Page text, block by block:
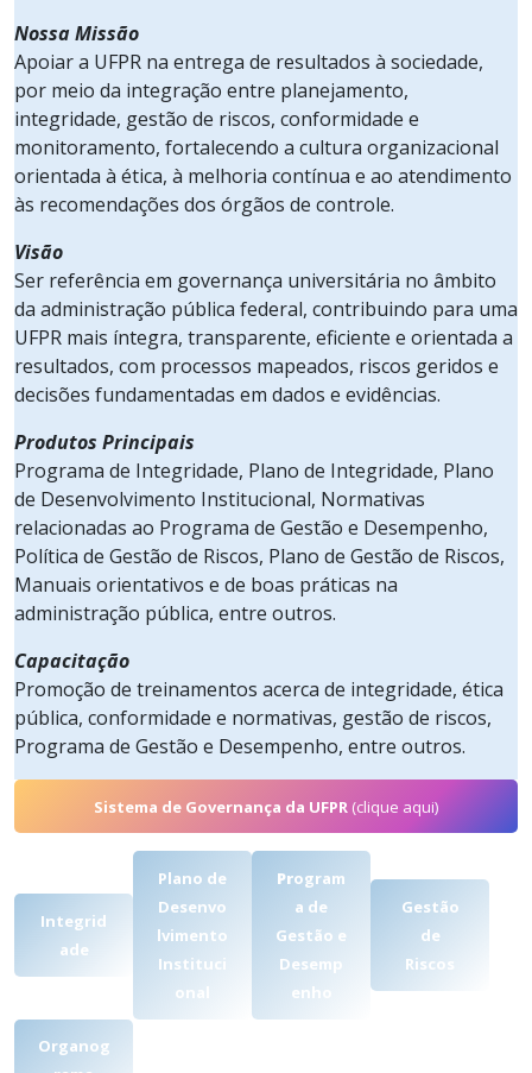
Nossa Missão
Apoiar a UFPR na entrega de resultados à sociedade,
por meio da integração entre planejamento,
integridade, gestão de riscos, conformidade e
monitoramento, fortalecendo a cultura organizacional
orientada à ética, à melhoria contínua e ao atendimento
às recomendações dos órgãos de controle.
Visão
Ser referência em governança universitária no âmbito
da administração pública federal, contribuindo para uma
UFPR mais íntegra, transparente, eficiente e orientada a
resultados, com processos mapeados, riscos geridos e
decisões fundamentadas em dados e evidências.
Produtos Principais
Programa de Integridade, Plano de Integridade, Plano
de Desenvolvimento Institucional, Normativas
relacionadas ao Programa de Gestão e Desempenho,
Política de Gestão de Riscos, Plano de Gestão de Riscos,
Manuais orientativos e de boas práticas na
administração pública, entre outros.
Capacitação
Promoção de treinamentos acerca de integridade, ética
pública, conformidade e normativas, gestão de riscos,
Programa de Gestão e Desempenho, entre outros.
Sistema de Governança da UFPR (clique aqui)
Integrid
ade
Plano de
Desenvo
lvimento
Instituci
onal
Program
a de
Gestão e
Desemp
enho
Gestão
de
Riscos
Organog